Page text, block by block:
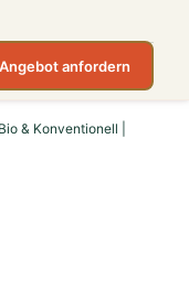
Angebot anfordern
& Konventionell |